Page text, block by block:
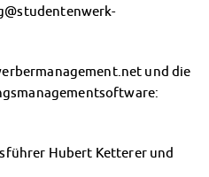
und die
Hubert Ketterer und